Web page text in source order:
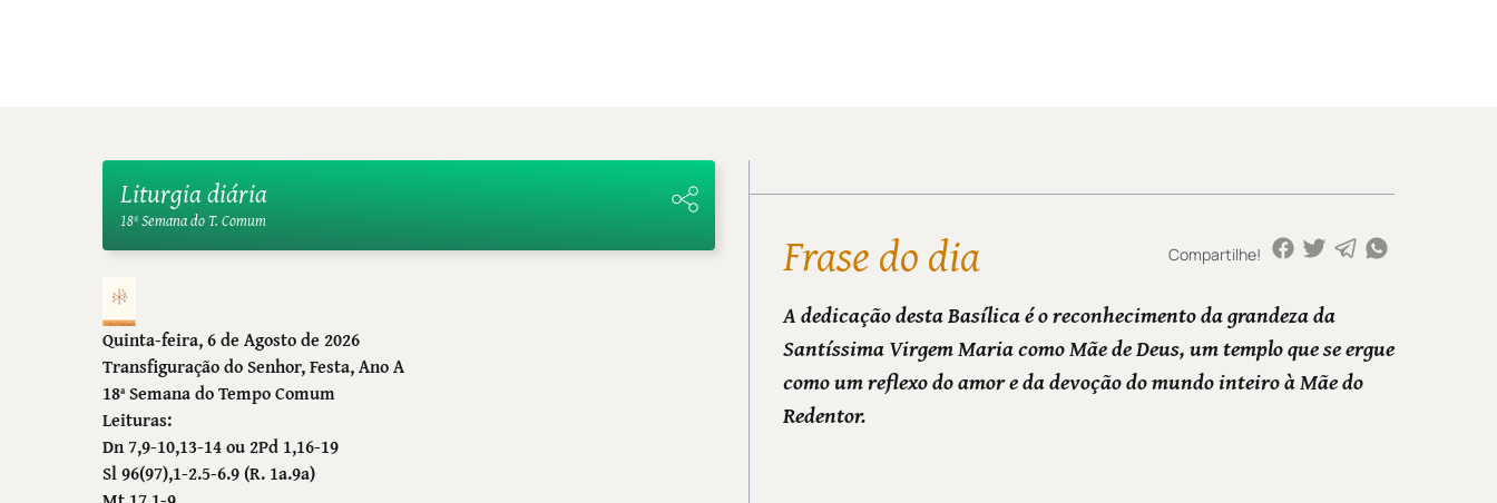
Liturgia diária
18ª Semana do T. Comum
Quinta-feira, 6 de Agosto de 2026
Transfiguração do Senhor, Festa, Ano A
18ª Semana do Tempo Comum
Leituras:
Dn 7,9-10,13-14 ou 2Pd 1,16-19
Sl 96(97),1-2.5-6.9 (R. 1a.9a)
Frase do dia Compartilhe!
A dedicação desta Basílica é o reconhecimento da grandeza da
Santíssima Virgem Maria como Mãe de Deus, um templo que se ergue
como um reflexo do amor e da devoção do mundo inteiro à Mãe do
Redentor.